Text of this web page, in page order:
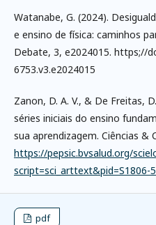
Watanabe, G. (2024).
e ensino de física: caminhos
Debate, 3, e2024015. https;//
6753.v3.e2024015
Zanon, D. A. V., & De Freitas,
séries iniciais do ensino
sua aprendizagem. Ciências &
https://pepsic.bvsalud.org/
script=sci_arttext&pid=S1806-
pdf